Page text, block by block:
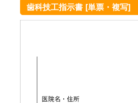
歯科技工指示書 [単票・複写